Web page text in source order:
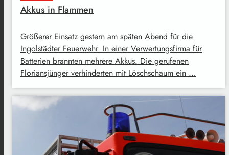
Akkus in Flammen
Größerer Einsatz gestern am späten Abend für die
Ingolstädter Feuerwehr. In einer Verwertungsfirma für
Batterien brannten mehrere Akkus. Die gerufenen
Floriansjünger verhinderten mit Löschschaum ein …